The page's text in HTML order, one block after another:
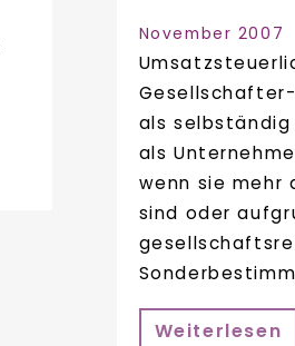
November 2007
als
als
wenn sie mehr
sind oder
Weiterlesen